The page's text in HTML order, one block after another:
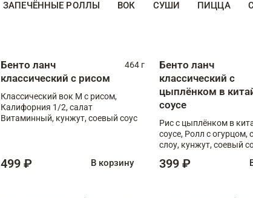
ЗАПЕЧЁННЫЕ РОЛЛЫ ВОК СУШИ ПИЦЦА
Бенто ланч
классический с рисом
464 г
Классический вок М с рисом,
Калифорния 1/2, салат
Витаминный, кунжут, соевый соус
499 ₽ В корзину
Бенто ланч
классический с
цыплёнком в
соусе
Рис с цыплёнком в
соусе, Ролл с огурцом,
слоу, кунжут, соевый
399 ₽